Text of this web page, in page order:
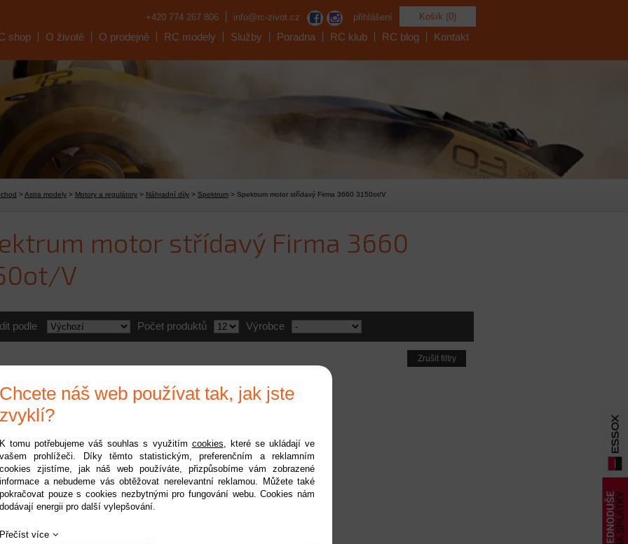
Košík (0)
přihlášení
+420 774 267 806 info@rc-zivot.cz
shop O životě O prodejně RC modely Služby Poradna RC klub RC blog Kontakt
>Astra modely > Motory a regulátory > Náhradní díly > Spektrum > Spektrum motor střídavý Firma 3660 3150ot/V
motor střídavý Firma 3660
V
podle Počet produktů Výrobce
Zrušit filtry
Spektrum chladič
motoru 3660
Kód:SPMXSMH1
Chcete náš web používat tak, jak jste
zvyklí?
K tomu potřebujeme váš souhlas s využitím cookies , které se ukládají ve
vašem prohlížeči. Díky těmto statistickým, preferenčním a reklamním
cookies zjistíme, jak náš web používáte, přizpůsobíme vám zobrazené
informace a nebudeme vás obtěžovat nerelevantní reklamou. Můžete také
pokračovat pouze s cookies nezbytnými pro fungování webu. Cookies nám
dodávají energii pro další vylepšování.
Přečíst více